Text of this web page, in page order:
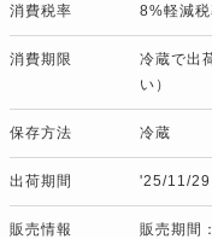
消費税率 8%軽減
消費期限
冷蔵で出
い）
保存方法 冷蔵
出荷期間 '25/11/
販売情報 販売期間